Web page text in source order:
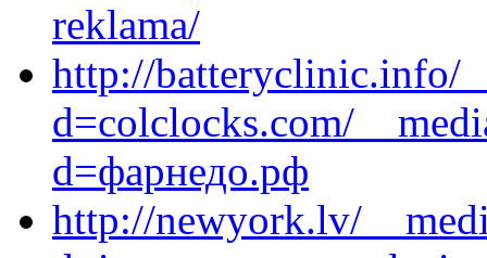
reklama/
http://batteryclinic.info/
d=colclocks.com/
d=фарнедо.рф
http://newyork.lv/